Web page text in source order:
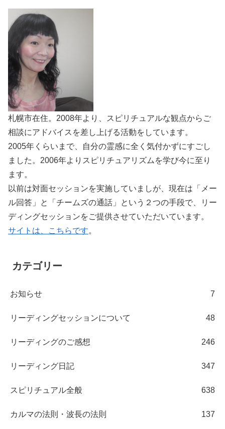
札幌市在住。2008年より、スピリチュアルな観点からご
相談にアドバイスを差し上げる活動をしています。
2005年くらいまで、自分の霊感に全く気付かずにすごし
ました。2006年よりスピリチュアリズムを学び今に至り
ます。
以前は対面セッションを実施していましが、現在は「メー
ル回答」と「チームズの通話」という２つの手段で、リー
ディングセッションをご提供させていただいています。
サイトは、こちらです。
カテゴリー
お知らせ 7
リーディングセッションについて 48
リーディングのご感想 246
リーディング日記 347
スピリチュアル全般 638
カルマの法則・波長の法則 137